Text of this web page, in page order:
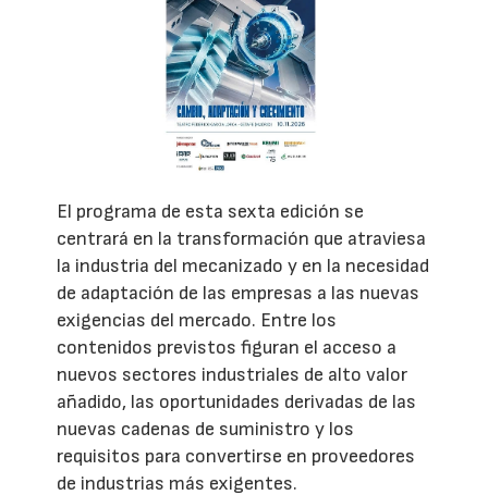
El programa de esta sexta edición se
centrará en la transformación que atraviesa
la industria del mecanizado y en la necesidad
de adaptación de las empresas a las nuevas
exigencias del mercado. Entre los
contenidos previstos figuran el acceso a
nuevos sectores industriales de alto valor
añadido, las oportunidades derivadas de las
nuevas cadenas de suministro y los
requisitos para convertirse en proveedores
de industrias más exigentes.